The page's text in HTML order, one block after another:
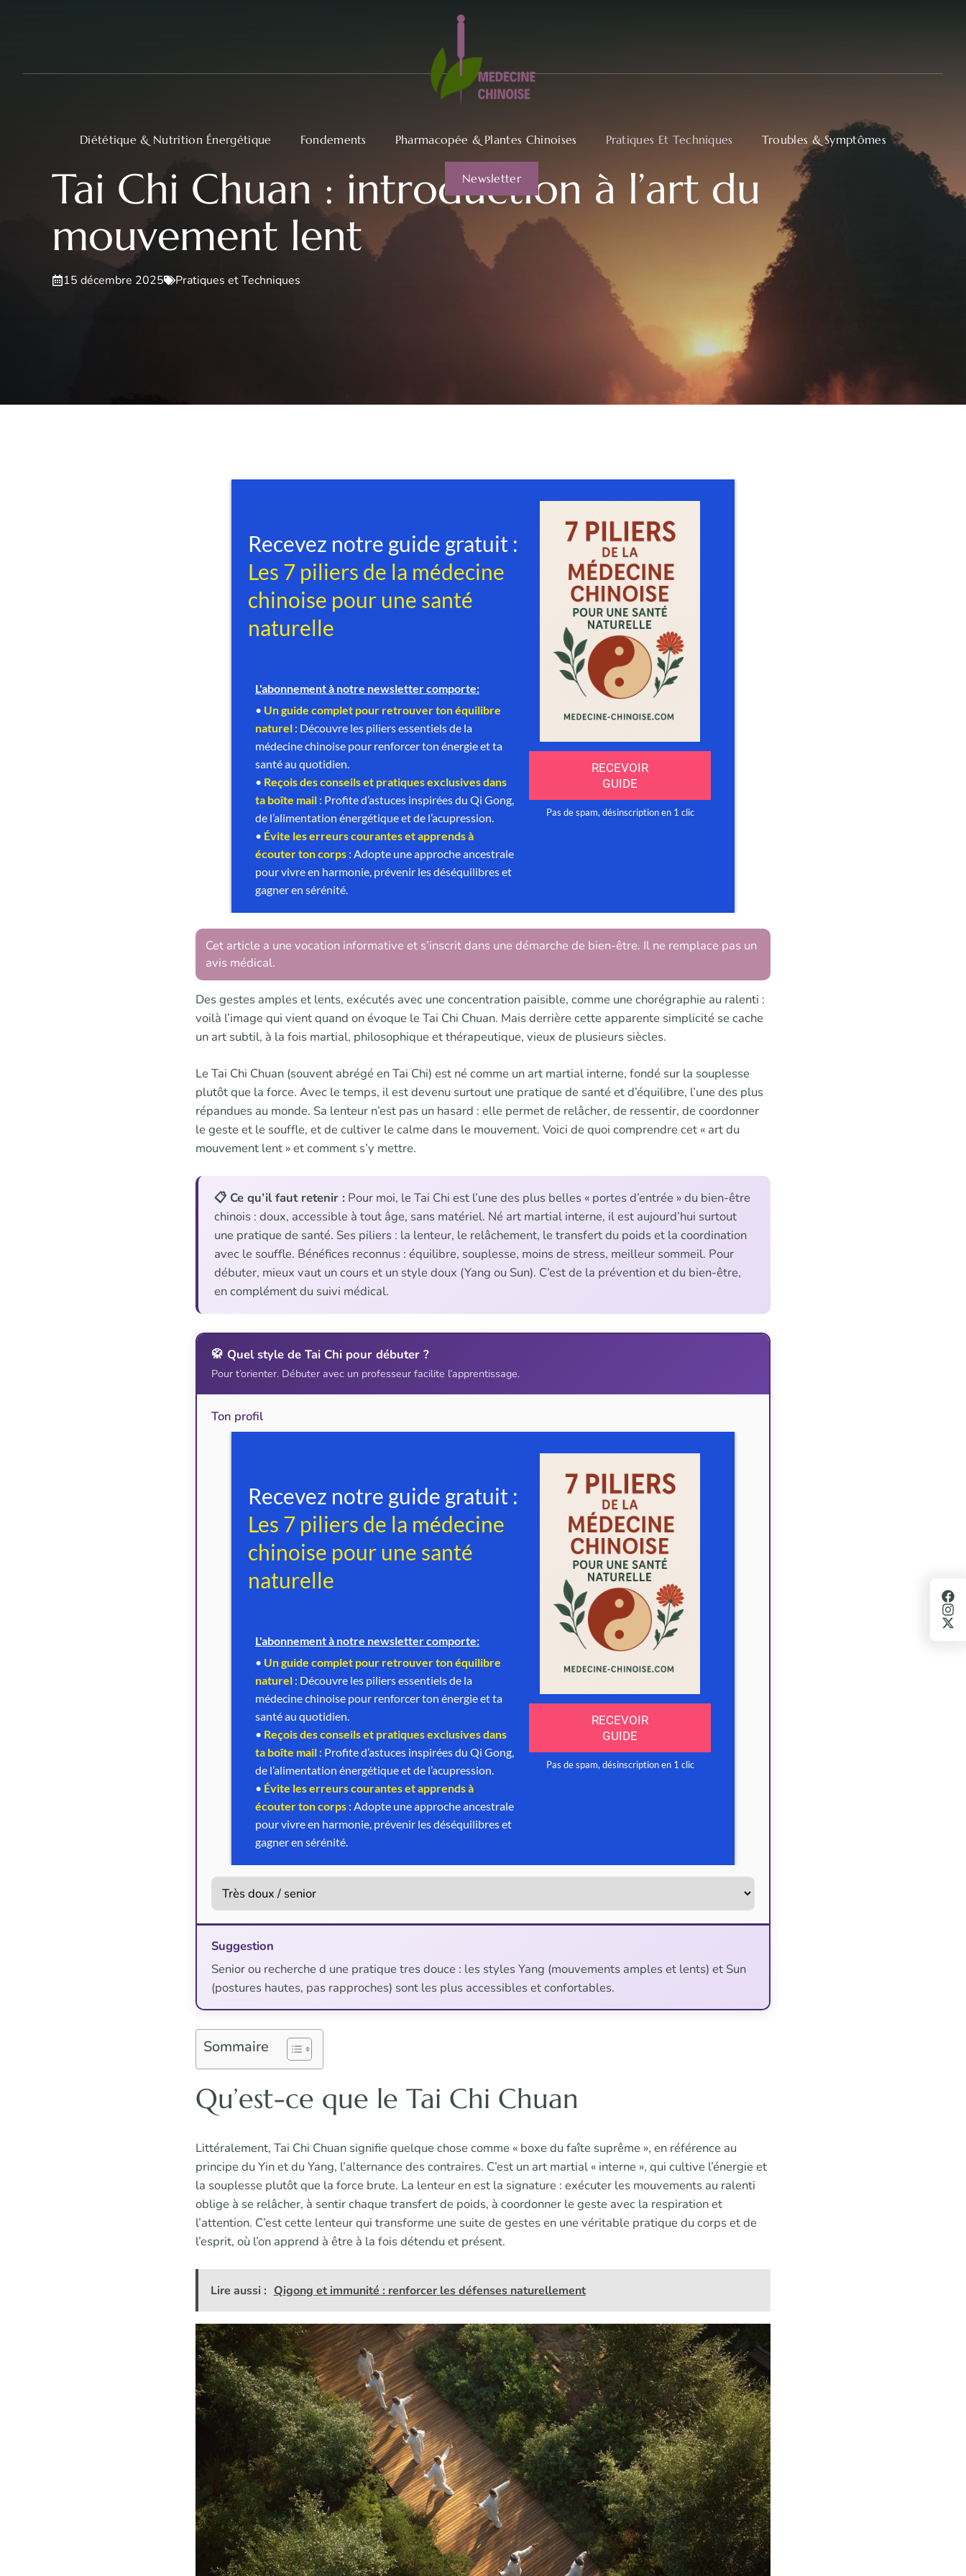
Diététique & Nutrition Énergétique Fondements Pharmacopée & Plantes Chinoises Pratiques Et Techniques Troubles & Symptômes
Newsletter
Tai Chi Chuan : introduction à l’art du
mouvement lent
15 décembre 2025 Pratiques et Techniques
Cet article a une vocation informative et s’inscrit dans une démarche de bien-être. Il ne remplace pas un
avis médical.
Des gestes amples et lents, exécutés avec une concentration paisible, comme une chorégraphie au ralenti :
voilà l’image qui vient quand on évoque le Tai Chi Chuan. Mais derrière cette apparente simplicité se cache
un art subtil, à la fois martial, philosophique et thérapeutique, vieux de plusieurs siècles.
Le Tai Chi Chuan (souvent abrégé en Tai Chi) est né comme un art martial interne, fondé sur la souplesse
plutôt que la force. Avec le temps, il est devenu surtout une pratique de santé et d’équilibre, l’une des plus
répandues au monde. Sa lenteur n’est pas un hasard : elle permet de relâcher, de ressentir, de coordonner
le geste et le souffle, et de cultiver le calme dans le mouvement. Voici de quoi comprendre cet « art du
mouvement lent » et comment s’y mettre.
📋 Ce qu’il faut retenir : Pour moi, le Tai Chi est l’une des plus belles « portes d’entrée » du bien-être
chinois : doux, accessible à tout âge, sans matériel. Né art martial interne, il est aujourd’hui surtout
une pratique de santé. Ses piliers : la lenteur, le relâchement, le transfert du poids et la coordination
avec le souffle. Bénéfices reconnus : équilibre, souplesse, moins de stress, meilleur sommeil. Pour
débuter, mieux vaut un cours et un style doux (Yang ou Sun). C’est de la prévention et du bien-être,
en complément du suivi médical.
🥋 Quel style de Tai Chi pour débuter ?
Pour t’orienter. Débuter avec un professeur facilite l’apprentissage.
Ton profil
Suggestion
Senior ou recherche d une pratique tres douce : les styles Yang (mouvements amples et lents) et Sun
(postures hautes, pas rapproches) sont les plus accessibles et confortables.
Sommaire
Qu’est-ce que le Tai Chi Chuan
Littéralement, Tai Chi Chuan signifie quelque chose comme « boxe du faîte suprême », en référence au
principe du Yin et du Yang, l’alternance des contraires. C’est un art martial « interne », qui cultive l’énergie et
la souplesse plutôt que la force brute. La lenteur en est la signature : exécuter les mouvements au ralenti
oblige à se relâcher, à sentir chaque transfert de poids, à coordonner le geste avec la respiration et
l’attention. C’est cette lenteur qui transforme une suite de gestes en une véritable pratique du corps et de
l’esprit, où l’on apprend à être à la fois détendu et présent.
Lire aussi : Qigong et immunité : renforcer les défenses naturellement